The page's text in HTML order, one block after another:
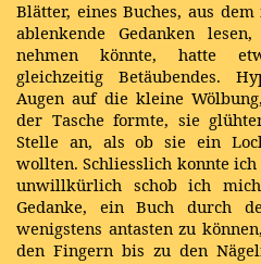
Blätter, eines Buches, aus
ablenkende Gedanken
nehmen könnte, hatte
gleichzeitig Betäubendes.
Augen auf die kleine
der Tasche formte, sie
Stelle an, als ob sie ein
wollten. Schliesslich konnte
unwillkürlich schob ich
Gedanke, ein Buch durch
wenigstens antasten zu
den Fingern bis zu den